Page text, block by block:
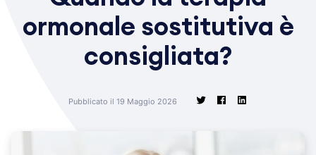
ormonale sostitutiva è
consigliata?
Pubblicato il 19 Maggio 2026